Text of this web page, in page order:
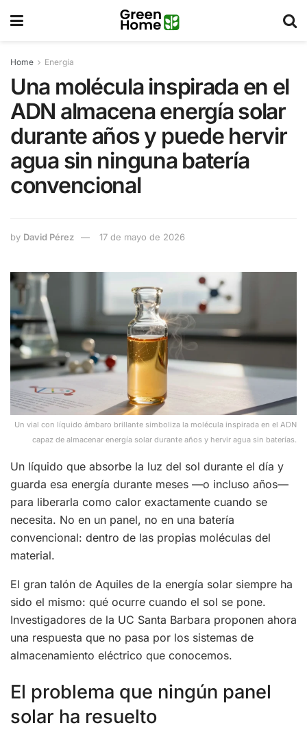
Home Energía
Una molécula inspirada en el
ADN almacena energía solar
durante años y puede hervir
agua sin ninguna batería
convencional
by David Pérez 17 de mayo de 2026
Un vial con líquido ámbaro brillante simboliza la molécula inspirada en el ADN
capaz de almacenar energía solar durante años y hervir agua sin baterías.
Un líquido que absorbe la luz del sol durante el día y
guarda esa energía durante meses —o incluso años—
para liberarla como calor exactamente cuando se
necesita. No en un panel, no en una batería
convencional: dentro de las propias moléculas del
material.
El gran talón de Aquiles de la energía solar siempre ha
sido el mismo: qué ocurre cuando el sol se pone.
Investigadores de la UC Santa Barbara proponen ahora
una respuesta que no pasa por los sistemas de
almacenamiento eléctrico que conocemos.
El problema que ningún panel
solar ha resuelto